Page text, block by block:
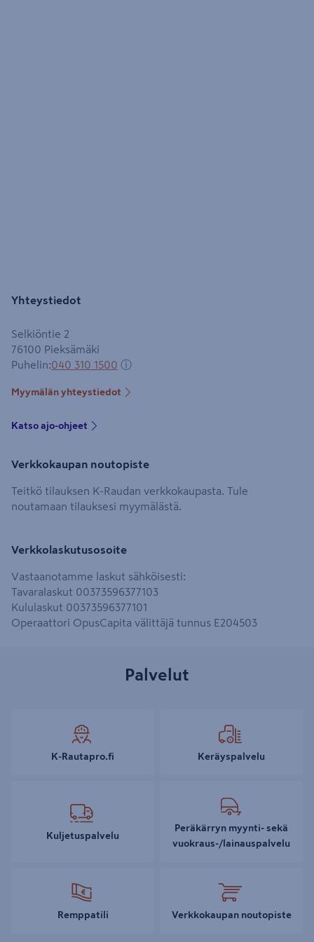
Yhteystiedot
Selkiöntie 2
76100 Pieksämäki
Puhelin:040 310 1500 ⓘ
Myymälän yhteystiedot
Katso ajo-ohjeet
Verkkokaupan noutopiste
Teitkö tilauksen K-Raudan verkkokaupasta. Tule
noutamaan tilauksesi myymälästä.
Verkkolaskutusosoite
Vastaanotamme laskut sähköisesti:
Tavaralaskut 00373596377103
Kululaskut 00373596377101
Operaattori OpusCapita välittäjä tunnus E204503
Palvelut
K-Rautapro.fi Keräyspalvelu
Kuljetuspalvelu
Peräkärryn myynti- sekä
vuokraus-/lainauspalvelu
Remppatili Verkkokaupan noutopiste